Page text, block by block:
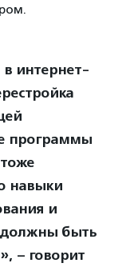
интернет-
программы
навыки
и
должны быть
– говорит